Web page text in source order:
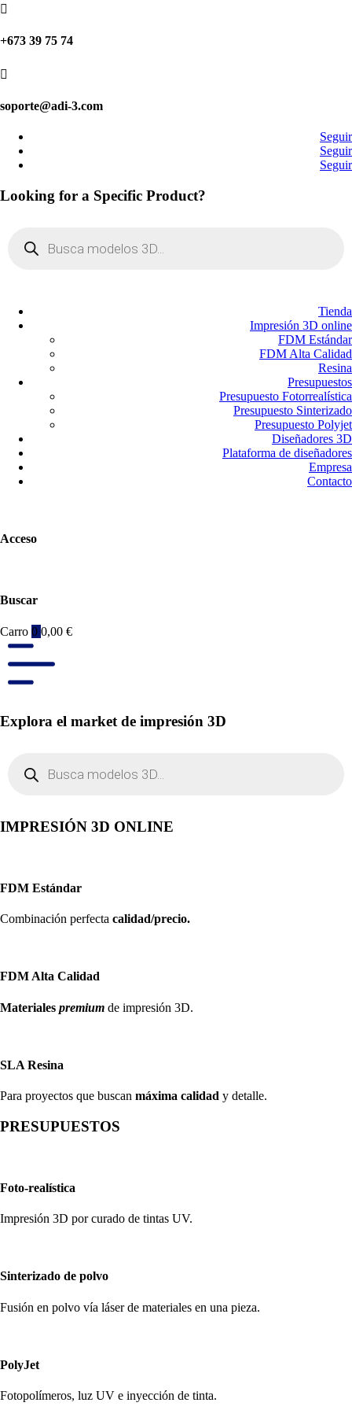

+673 39 75 74

soporte@adi-3.com
Seguir
Seguir
Seguir
Looking for a Specific Product?
productos
Tienda
Impresión 3D online
FDM Estándar
FDM Alta Calidad
Resina
Presupuestos
Presupuesto Fotorrealística
Presupuesto Sinterizado
Presupuesto Polyjet
Diseñadores 3D
Plataforma de diseñadores
Empresa
Contacto
Acceso
Buscar
Carro 0 0,00 €
Explora el market de impresión 3D
productos
IMPRESIÓN 3D ONLINE
FDM Estándar
Combinación perfecta calidad/precio.
FDM Alta Calidad
Materiales premium de impresión 3D.
SLA Resina
Para proyectos que buscan máxima calidad y detalle.
PRESUPUESTOS
Foto-realística
Impresión 3D por curado de tintas UV.
Sinterizado de polvo
Fusión en polvo vía láser de materiales en una pieza.
PolyJet
Fotopolímeros, luz UV e inyección de tinta.